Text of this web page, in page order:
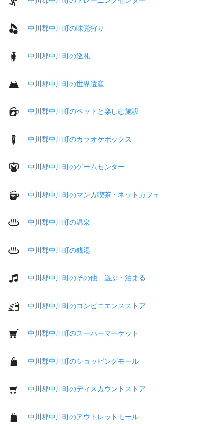
中川郡中川町の味覚狩り
中川郡中川町の巡礼
中川郡中川町の世界遺産
中川郡中川町のペットと楽しむ施設
中川郡中川町のカラオケボックス
中川郡中川町のゲームセンター
中川郡中川町のマンガ喫茶・ネットカフェ
中川郡中川町の温泉
中川郡中川町の銭湯
中川郡中川町のその他 遊ぶ・泊まる
中川郡中川町のコンビニエンスストア
中川郡中川町のスーパーマーケット
中川郡中川町のショッピングモール
中川郡中川町のディスカウントストア
中川郡中川町のアウトレットモール